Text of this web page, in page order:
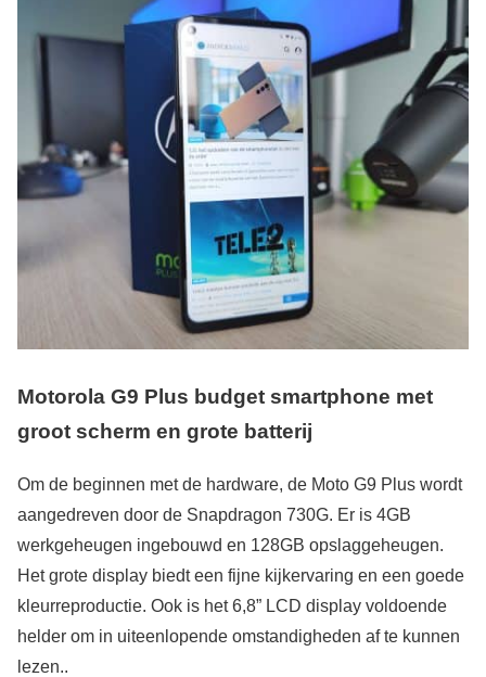
Motorola G9 Plus budget smartphone met
groot scherm en grote batterij
Om de beginnen met de hardware, de Moto G9 Plus wordt
aangedreven door de Snapdragon 730G. Er is 4GB
werkgeheugen ingebouwd en 128GB opslaggeheugen.
Het grote display biedt een fijne kijkervaring en een goede
kleurreproductie. Ook is het 6,8” LCD display voldoende
helder om in uiteenlopende omstandigheden af te kunnen
lezen..